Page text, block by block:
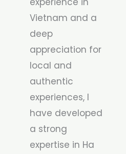
Vietnam and a
deep
appreciation for
local and
authentic
experiences, I
have developed
a strong
expertise in Ha